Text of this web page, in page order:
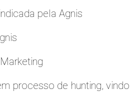
pela Agnis
processo de hunting, vindo